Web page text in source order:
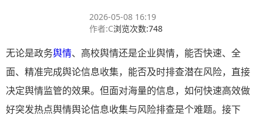
2026-05-08 16:19
作者:C浏览次数:748
无论是政务舆情、高校舆情还是企业舆情，能否快速、全
面、精准完成舆论信息收集，能否及时排查潜在风险，直接
决定舆情监管的效果。但面对海量的信息，如何快速高效做
好突发热点舆情舆论信息收集与风险排查是个难题。接下